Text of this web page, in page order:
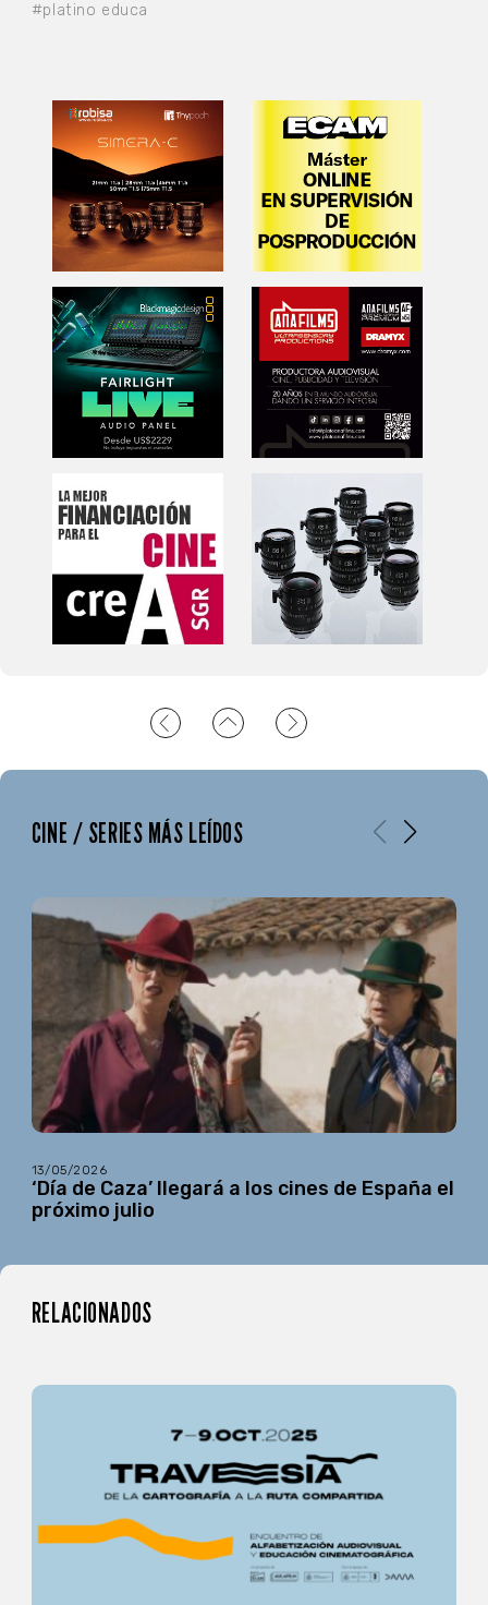
#platino educa
CINE / SERIES MÁS LEÍDOS
13/05/2026
‘Día de Caza’ llegará a los cines de España el
próximo julio
RELACIONADOS